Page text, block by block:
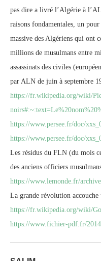
pas dire a livré l’Algérie à
raisons fondamentales, un
massive des Algériens qui ont
millions de musulmans entre
assassinats des civiles
par ALN de juin à septembre
https://fr.wikipedia.org/wiki/
https://www.persee.fr/doc/
https://www.persee.fr/doc/
Les résidus du FLN (du mois
des anciens officiers
https://www.lemonde.fr/
La grande révolution accouche
https://fr.wikipedia.org/wiki/
https://www.fichier-pdf.fr/